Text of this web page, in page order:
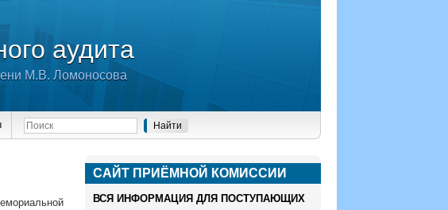
аудита
М.В. Ломоносова
САЙТ ПРИЁМНОЙ КОМИСCИИ
ВСЯ ИНФОРМАЦИЯ ДЛЯ ПОСТУПАЮЩИХ